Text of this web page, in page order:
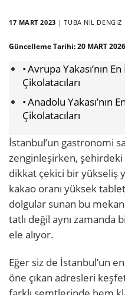
17 MART 2023 |TUBA NIL DENGIZ
Güncelleme Tarihi:20 MART 2026
Avrupa Yakası’nın En
Çikolatacıları
Anadolu Yakası’nın
Çikolatacıları
İstanbul’un gastronomi
zenginleşirken, şehirdeki
dikkat çekici bir yükseliş
kakao oranı yüksek
dolgular sunan bu
tatlı değil aynı zamanda
ele alıyor.
Eğer siz de İstanbul’un
öne çıkan adresleri